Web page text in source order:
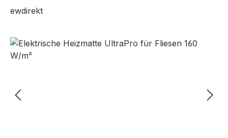
ewdirekt
Bildergalerie überspringen